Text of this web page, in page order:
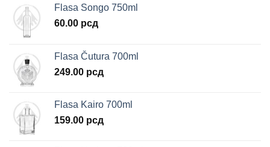
Flasa Songo 750ml
60.00 рсд
Flasa Čutura 700ml
249.00 рсд
Flasa Kairo 700ml
159.00 рсд